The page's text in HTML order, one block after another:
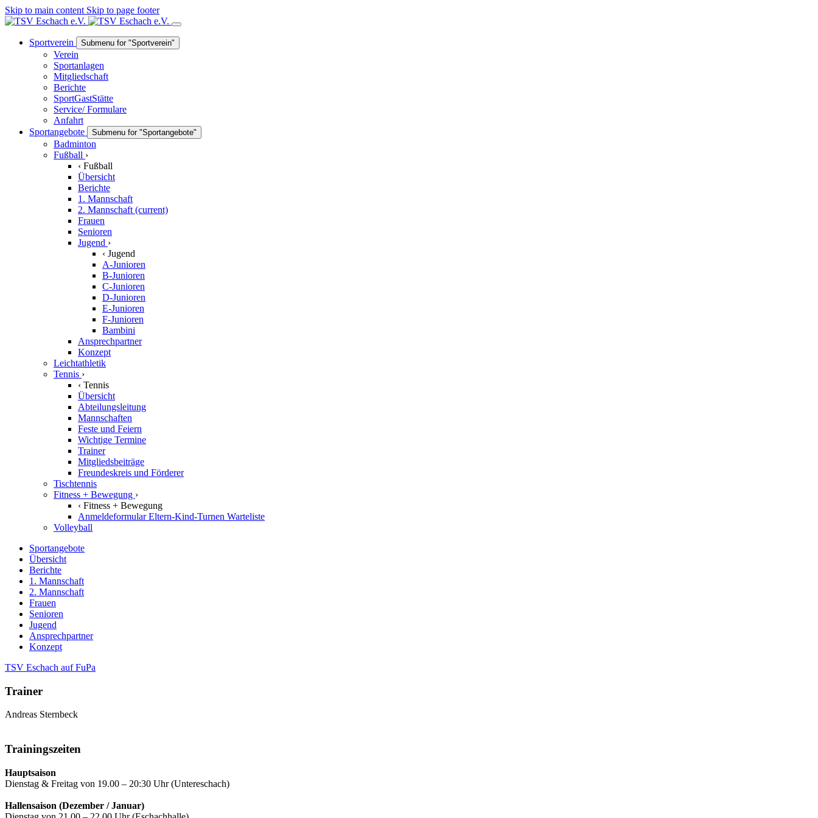
Skip to main content Skip to page footer
Sportverein Submenu for "Sportverein"
Verein
Sportanlagen
Mitgliedschaft
Berichte
SportGastStätte
Service/ Formulare
Anfahrt
Sportangebote
Submenu for "Sportangebote"
Badminton
Fußball ›
‹ Fußball
Übersicht
Berichte
1. Mannschaft
2. Mannschaft (current)
Frauen
Senioren
Jugend ›
‹ Jugend
A-Junioren
B-Junioren
C-Junioren
D-Junioren
E-Junioren
F-Junioren
Bambini
Ansprechpartner
Konzept
Leichtathletik
Tennis ›
‹ Tennis
Übersicht
Abteilungsleitung
Mannschaften
Feste und Feiern
Wichtige Termine
Trainer
Mitgliedsbeiträge
Freundeskreis und Förderer
Tischtennis
Fitness + Bewegung ›
‹ Fitness + Bewegung
Anmeldeformular Eltern-Kind-Turnen Warteliste
Volleyball
Sportangebote
Übersicht
Berichte
1. Mannschaft
2. Mannschaft
Frauen
Senioren
Jugend
Ansprechpartner
Konzept
TSV Eschach auf FuPa
Trainer
Andreas Sternbeck
Trainingszeiten
Hauptsaison
Dienstag & Freitag von 19.00 – 20:30 Uhr (Untereschach)
Hallensaison (Dezember / Januar)